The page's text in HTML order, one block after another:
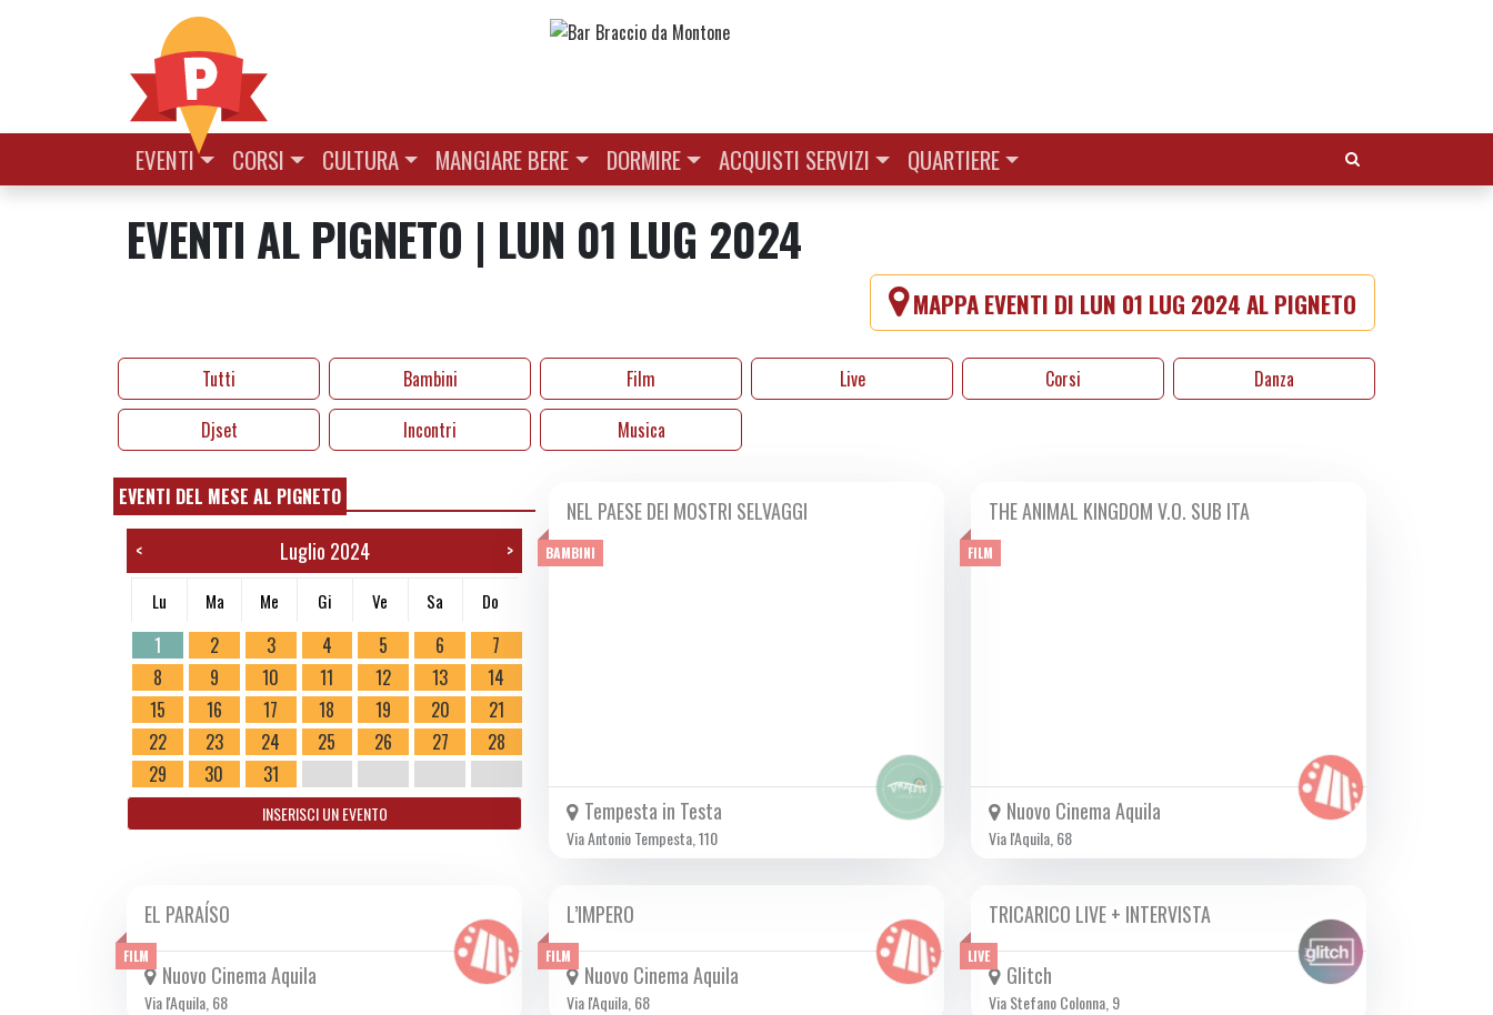
EVENTI CORSI CULTURA MANGIARE BERE DORMIRE ACQUISTI SERVIZI QUARTIERE Cerca:
EVENTI AL PIGNETO | LUN 01 LUG 2024
MAPPA EVENTI DI LUN 01 LUG 2024 AL PIGNETO
Tutti Bambini Film Live Corsi
Danza
Djset
Incontri Musica
EVENTI DEL MESE AL PIGNETO
< Luglio 2024 >
Lu Ma Me Gi Ve Sa Do
1 2 3 4 5 6
7
8
9 10 11 12 13
14
15
16 17 18 19 20
21
22
23 24 25 26 27
28
29
30 31
INSERISCI UN EVENTO
BAMBINI
LUN 01/07 2024
NEL PAESE DEI MOSTRI SELVAGGI
Tempesta in Testa
Via Antonio Tempesta, 110
FILM
DA GIO 25/07 A MER 07/08 2024
THE ANIMAL KINGDOM V.O. SUB ITA
Nuovo Cinema Aquila
Via l'Aquila, 68
FILM
GIO 25/07 2024
EL PARAÍSO
Nuovo Cinema Aquila
Via l'Aquila, 68
FILM
DA GIO 27/06 A MER 03/07 2024
L’IMPERO
Nuovo Cinema Aquila
Via l'Aquila, 68
LIVE
LUN 01/07 2024
TRICARICO LIVE + INTERVISTA
Glitch
Via Stefano Colonna, 9